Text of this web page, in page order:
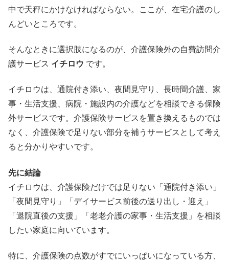
中で天秤にかけなければならない。ここが、在宅介護のし
んどいところです。
そんなときに選択肢になるのが、介護保険外の自費訪問介
護サービス イチロウ です。
イチロウは、通院付き添い、夜間見守り、長時間介護、家
事・生活支援、病院・施設内の介護などを相談できる保険
外サービスです。介護保険サービスを置き換えるものでは
なく、介護保険で足りない部分を補うサービスとして考え
ると分かりやすいです。
先に結論
イチロウは、介護保険だけでは足りない「通院付き添い」
「夜間見守り」「デイサービス前後の送り出し・迎え」
「退院直後の支援」「老老介護の家事・生活支援」を相談
したい家庭に向いています。
特に、介護保険の点数がすでにいっぱいになっている方、